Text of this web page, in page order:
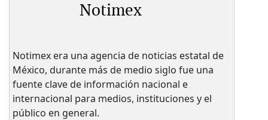
Notimex
Notimex era una agencia de noticias estatal de
México, durante más de medio siglo fue una
fuente clave de información nacional e
internacional para medios, instituciones y el
público en general.